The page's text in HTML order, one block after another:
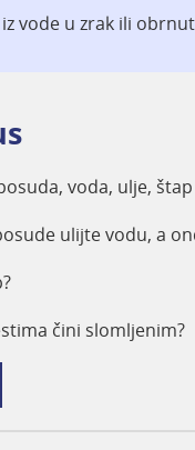
vode u zrak ili
voda, ulje, štap
ulijte vodu, a
čini slomljenim?